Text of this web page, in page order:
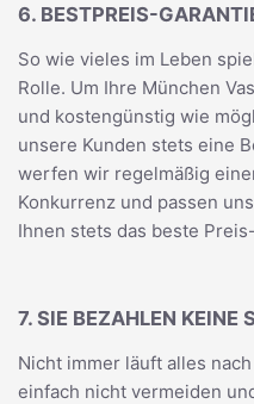
6. BESTPREIS-
So wie vieles im Leben
Rolle. Um Ihre München
und kostengünstig wie
unsere Kunden stets eine
werfen wir regelmäßig
Konkurrenz und passen
Ihnen stets das beste
7. SIE BEZAHLEN KEINE
Nicht immer läuft alles
einfach nicht vermeiden